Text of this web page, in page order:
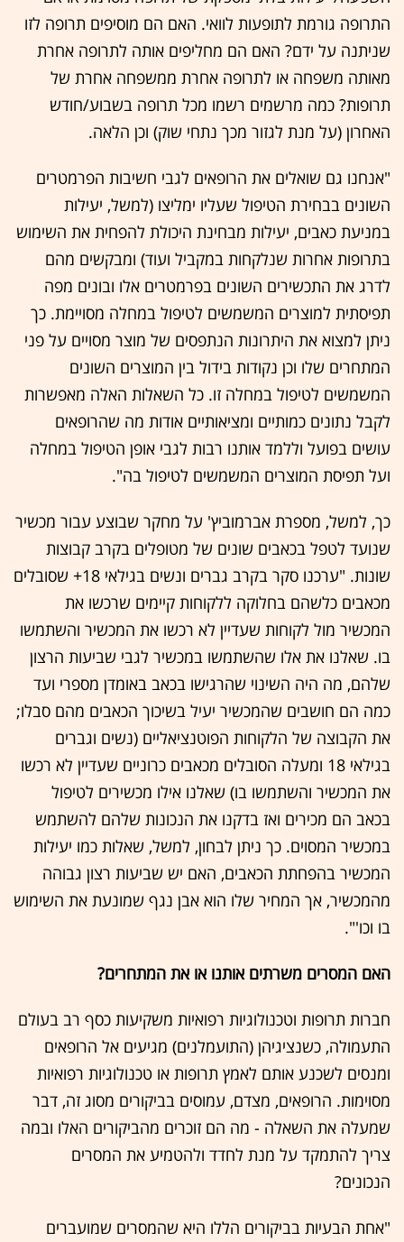
התרופה גורמת לתופעות לוואי. האם הם מוסיפים תרופה לזו
שניתנה על ידם? האם הם מחליפים אותה לתרופה אחרת
מאותה משפחה או לתרופה אחרת ממשפחה אחרת של
תרופות? כמה מרשמים רשמו מכל תרופה בשבוע/חודש
האחרון (על מנת לגזור מכך נתחי שוק) וכן הלאה.
"אנחנו גם שואלים את הרופאים לגבי חשיבות הפרמטרים
השונים בבחירת הטיפול שעליו ימליצו (למשל, יעילות
במניעת כאבים, יעילות מבחינת היכולת להפחית את השימוש
בתרופות אחרות שנלקחות במקביל ועוד) ומבקשים מהם
לדרג את התכשירים השונים בפרמטרים אלו ובונים מפה
תפיסתית למוצרים המשמשים לטיפול במחלה מסויימת. כך
ניתן למצוא את היתרונות הנתפסים של מוצר מסויים על פני
המתחרים שלו וכן נקודות בידול בין המוצרים השונים
המשמשים לטיפול במחלה זו. כל השאלות האלה מאפשרות
לקבל נתונים כמותיים ומציאותיים אודות מה שהרופאים
עושים בפועל וללמד אותנו רבות לגבי אופן הטיפול במחלה
ועל תפיסת המוצרים המשמשים לטיפול בה".
כך, למשל, מספרת אברמוביץ' על מחקר שבוצע עבור מכשיר
שנועד לטפל בכאבים שונים של מטופלים בקרב קבוצות
שונות. "ערכנו סקר בקרב גברים ונשים בגילאי 18+ שסובלים
מכאבים כלשהם בחלוקה ללקוחות קיימים שרכשו את
המכשיר מול לקוחות שעדיין לא רכשו את המכשיר והשתמשו
בו. שאלנו את אלו שהשתמשו במכשיר לגבי שביעות הרצון
שלהם, מה היה השינוי שהרגישו בכאב באומדן מספרי ועד
כמה הם חושבים שהמכשיר יעיל בשיכוך הכאבים מהם סבלו;
את הקבוצה של הלקוחות הפוטנציאליים (נשים וגברים
בגילאי 18 ומעלה הסובלים מכאבים כרוניים שעדיין לא רכשו
את המכשיר והשתמשו בו) שאלנו אילו מכשירים לטיפול
בכאב הם מכירים ואז בדקנו את הנכונות שלהם להשתמש
במכשיר המסוים. כך ניתן לבחון, למשל, שאלות כמו יעילות
המכשיר בהפחתת הכאבים, האם יש שביעות רצון גבוהה
מהמכשיר, אך המחיר שלו הוא אבן נגף שמונעת את השימוש
בו וכו'".
האם המסרים משרתים אותנו או את המתחרים?
חברות תרופות וטכנולוגיות רפואיות משקיעות כסף רב בעולם
התעמולה, כשנציגיהן (התועמלנים) מגיעים אל הרופאים
ומנסים לשכנע אותם לאמץ תרופות או טכנולוגיות רפואיות
מסוימות. הרופאים, מצדם, עמוסים בביקורים מסוג זה, דבר
שמעלה את השאלה - מה הם זוכרים מהביקורים האלו ובמה
צריך להתמקד על מנת לחדד ולהטמיע את המסרים
הנכונים?
"אחת הבעיות בביקורים הללו היא שהמסרים שמועברים